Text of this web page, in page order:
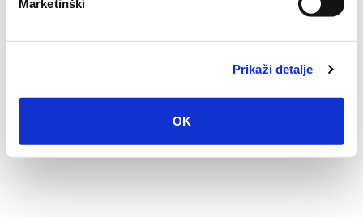
Marketinški
Prikaži detalje
OK